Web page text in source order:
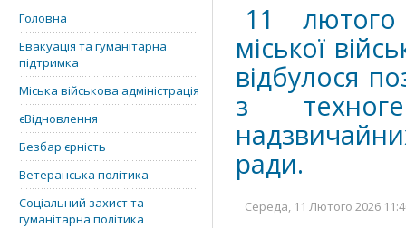
Головна
Евакуація та гуманітарна
підтримка
Міська військова адміністрація
єВідновлення
Безбар'єрність
Ветеранська політика
Соціальний захист та
гуманітарна політика
11 лютого
міської
відбулося
з
ради.
Середа, 11 Лютого 2026